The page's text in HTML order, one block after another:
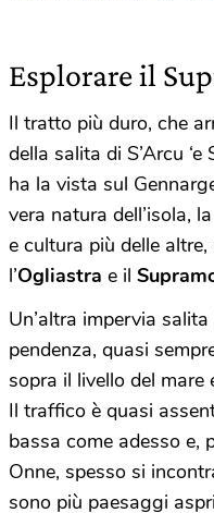
Esplorare il
Il tratto più duro, che
della salita di S’Arcu
ha la vista sul
vera natura dell’isola,
e cultura più delle
l’Ogliastra e il
Un’altra impervia
pendenza, quasi
sopra il livello del
Il traffico è quasi
bassa come adesso e,
Onne, spesso si
sono più paesaggi